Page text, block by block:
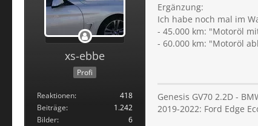
xs-ebbe
Profi
Reaktionen
418
Beiträge
1.242
Bilder
6
Ergänzung:
Ich habe noch mal im
- 45.000 km: "Motoröl
- 60.000 km: "Motoröl
Genesis GV70 2.2D -
2019-2022: Ford Edge